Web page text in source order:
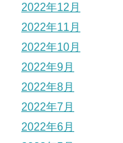
2022年12月
2022年11月
2022年10月
2022年9月
2022年8月
2022年7月
2022年6月